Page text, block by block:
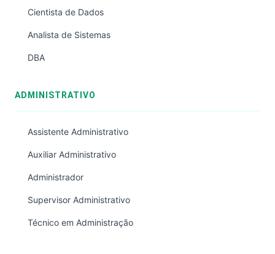
Cientista de Dados
Analista de Sistemas
DBA
ADMINISTRATIVO
Assistente Administrativo
Auxiliar Administrativo
Administrador
Supervisor Administrativo
Técnico em Administração